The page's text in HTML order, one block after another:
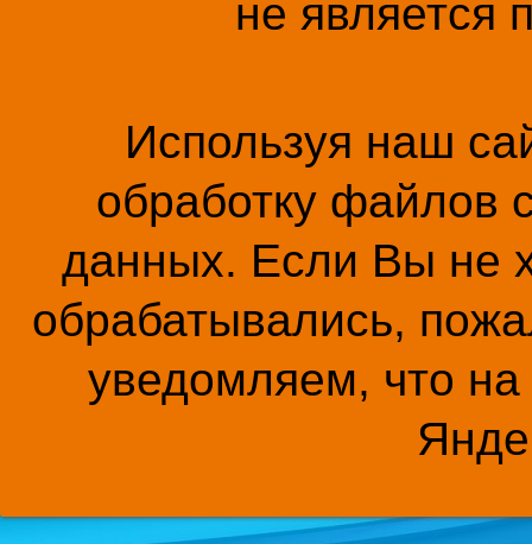
не является
Используя наш
обработку файлов
данных. Если Вы не
обрабатывались,
уведомляем, что на